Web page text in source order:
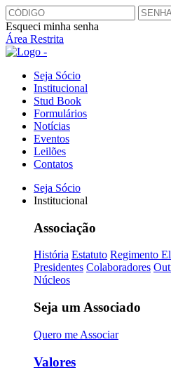
Esqueci minha senha
Área Restrita
Seja Sócio
Institucional
Stud Book
Formulários
Notícias
Eventos
Leilões
Contatos
Seja Sócio
Institucional
Associação
História Estatuto Regimento
Presidentes Colaboradores
Núcleos
Seja um Associado
Quero me Associar
Valores